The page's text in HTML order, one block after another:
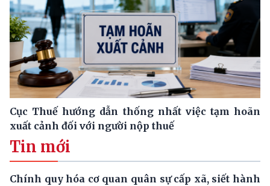
Cục Thuế hướng dẫn thống nhất việc tạm hoãn
xuất cảnh đối với người nộp thuế
Tin mới
Chính quy hóa cơ quan quân sự cấp xã, siết hành